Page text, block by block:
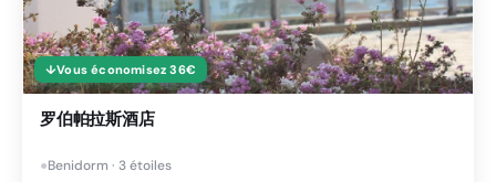
↓Vous économisez 36€
罗伯帕拉斯酒店
●Benidorm · 3 étoiles